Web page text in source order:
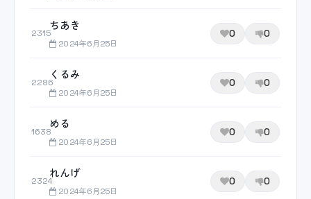
2315
ちあき
2024年6月25日
0 0
2286
くるみ
2024年6月25日
0 0
1638
める
2024年6月25日
0 0
2324
れんげ
2024年6月25日
0 0